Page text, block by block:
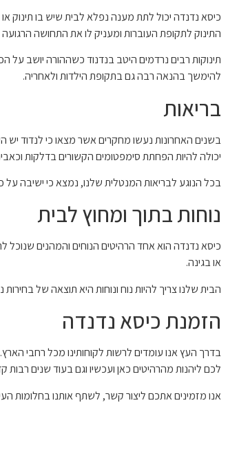
כיסא נדנדה יכול לתת מענה נפלא לבית שיש בו תינוק
התינוק לתקופת העוברות ומעניק לו את התחושה
תינוקות רבים נרדמים היטב בנדנוד כשההורה יושב על
להימשך בהנאה רבה גם בתקופת הילדות ולאחריה.
בריאות
בשנים האחרונות נעשו מחקרים אשר מצאו כי לנדוד יש
יכולה להיות הפחתת סימפטומים הקשורים בדלקות
בכל הנוגע לבריאות המנטלית שלנו, נמצא כי ישיבה על
נוחות בתוך ומחוץ לבית
כיסא נדנדה הוא אחד הרהיטים הנוחים והמהנים שנוכל
או בגינה.
הבית שלנו צריך להיות נוח ונוחות היא תוצאה של
הזמנת כיסא נדנדה
בדרך העץ אנו עומדים לרשות לקוחותינו מכל רחבי
לכם ליהנות מהרהיטים כאן ועכשיו וגם בעוד שנים רבות
אנו מזמינים אתכם ליצור קשר, לשתף אותנו בחלומות